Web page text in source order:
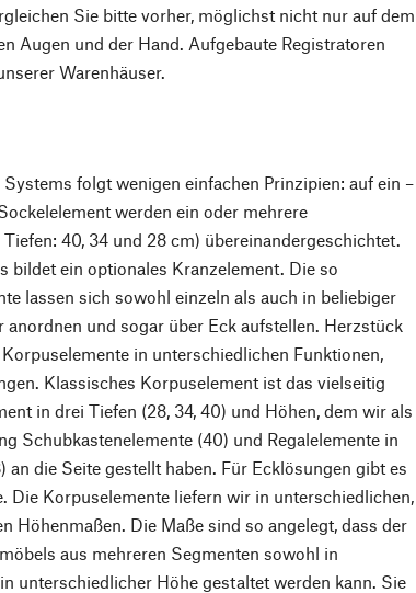
Sie bitte vorher, möglichst nicht nur auf dem
Augen und der Hand. Aufgebaute Registratoren
Warenhäuser.
folgt wenigen einfachen Prinzipien: auf ein –
werden ein oder mehrere
40, 34 und 28 cm) übereinandergeschichtet.
bildet ein optionales Kranzelement. Die so
lassen sich sowohl einzeln als auch in beliebiger
anordnen und sogar über Eck aufstellen. Herzstück
in unterschiedlichen Funktionen,
Klassisches Korpuselement ist das vielseitig
in drei Tiefen (28, 34, 40) und Höhen, dem wir als
Schubkastenelemente (40) und Regalelemente in
an die Seite gestellt haben. Für Ecklösungen gibt es
Die Korpuselemente liefern wir in unterschiedlichen,
Höhenmaßen. Die Maße sind so angelegt, dass der
aus mehreren Segmenten sowohl in
unterschiedlicher Höhe gestaltet werden kann. Sie